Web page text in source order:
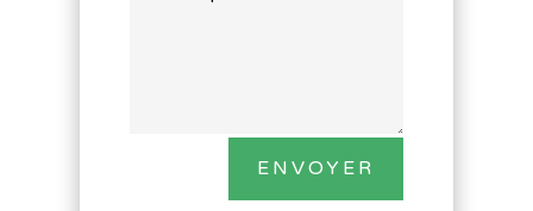
ENVOYER